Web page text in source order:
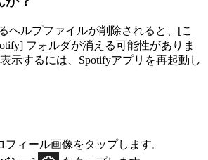
ヘルプファイルが削除されると、[こ
フォルダが消える可能性がありま
示するには、Spotifyアプリを再起動し
フィール画像をタップします。